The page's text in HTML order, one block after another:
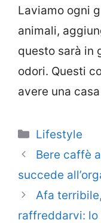
Laviamo ogni
animali,
questo sarà in
odori. Questi
avere una
Categorie
Lifestyle
Bere caffè
succede
Afa
raffreddarvi: lo